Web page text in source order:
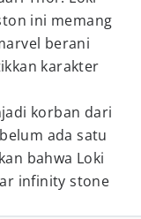
ini memang
berani
karakter
korban dari
ada satu
bahwa Loki
infinity stone